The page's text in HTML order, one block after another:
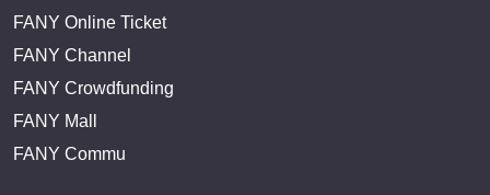
FANY Online Ticket
FANY Channel
FANY Crowdfunding
FANY Mall
FANY Commu